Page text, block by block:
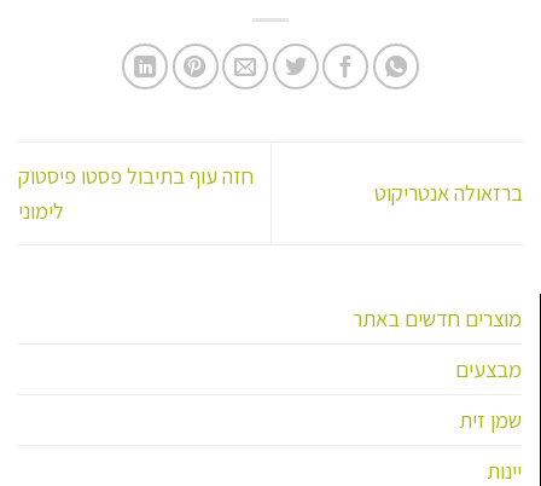
ברזאולה אנטריקוט
חזה עוף בתיבול פסטו פיסטוק
לימוני
מוצרים חדשים באתר
מבצעים
שמן זית
יינות